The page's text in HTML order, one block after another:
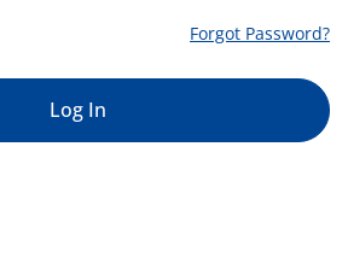
Forgot Password?